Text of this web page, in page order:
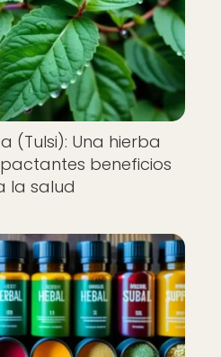
(Tulsi): Una hierba
beneficios
la salud